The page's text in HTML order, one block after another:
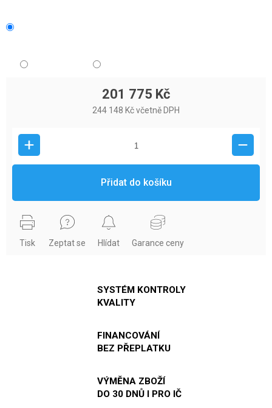
201 775 Kč
244 148 Kč včetně DPH
Přidat do košíku
Tisk Zeptat se Hlídat Garance ceny
SYSTÉM KONTROLY
KVALITY
FINANCOVÁNÍ
BEZ PŘEPLATKU
VÝMĚNA ZBOŽÍ
DO 30 DNŮ I PRO IČ